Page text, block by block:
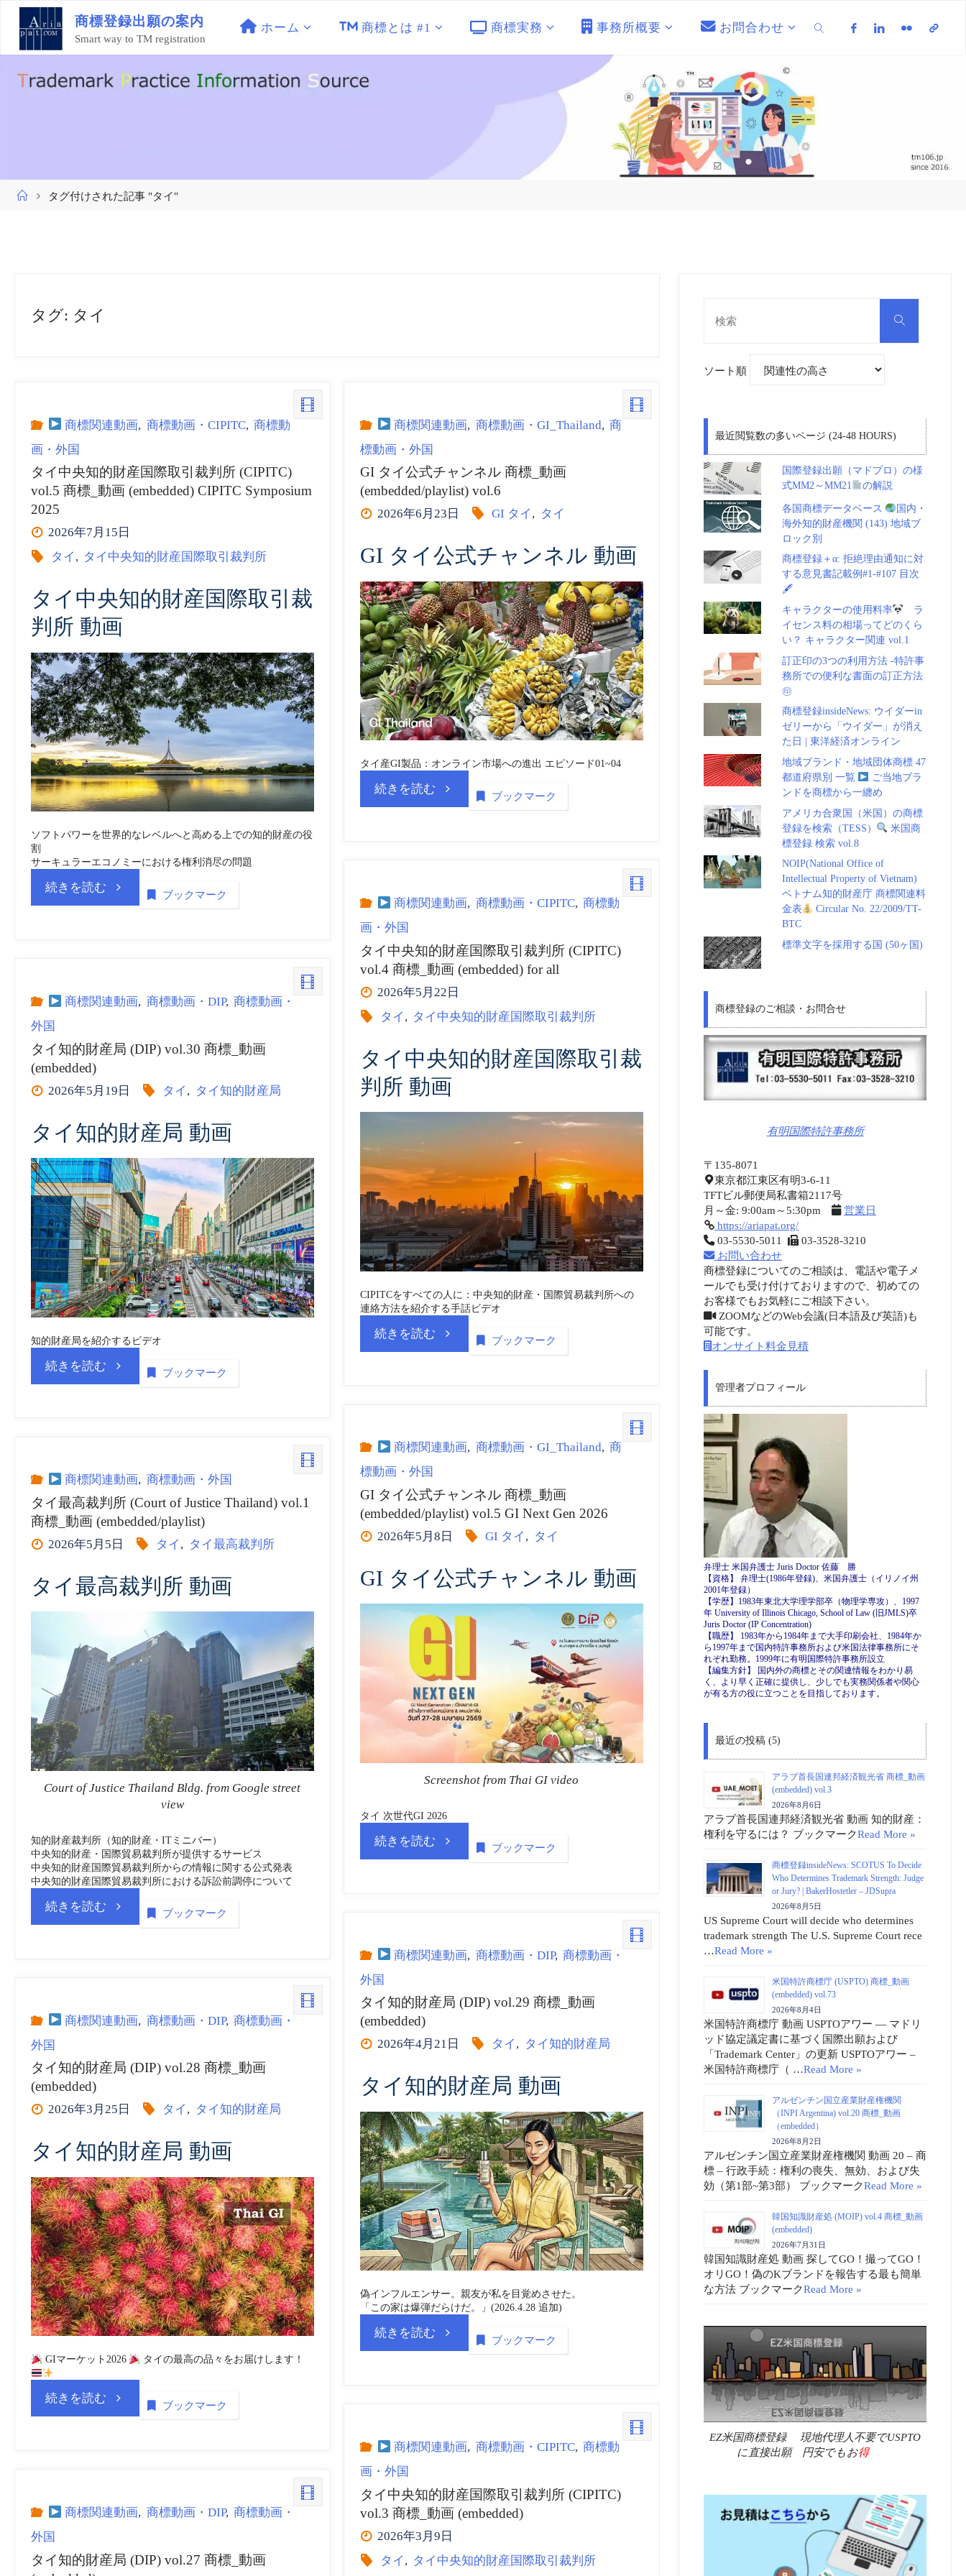
ン
商標登録出願の案内
Smart way to TM registration
ホーム 商標とは #1 商標実務 事務所概要 お問合わせ
ホ
タグ付けされた記事 "タイ"
タグ: タイ
商標関連動画, 商標動画・CIPITC, 商標動
画・外国
タイ中央知的財産国際取引裁判所 (CIPITC)
vol.5 商標_動画 (embedded) CIPITC Symposium
2025
2026年7月15日
タイ , タイ中央知的財産国際取引裁判所
タイ中央知的財産国際取引裁
判所 動画
ソフトパワーを世界的なレベルへと高める上での知的財産の役
割
サーキュラーエコノミーにおける権利消尽の問題
続きを読む “タ
央
産
国
際
取
引
判
vol.5
商
標
_
画
(embedded)
CIPITC
Symposium
ブックマーク
商標関連動画, 商標動画・GI_Thailand, 商
標動画・外国
GI タイ公式チャンネル 商標_動画
(embedded/playlist) vol.6
2026年6月23日 GI タイ , タイ
GI タイ公式チャンネル 動画
タイ産GI製品：オンライン市場への進出 エピソード01~04
続きを読む “GI
公
チ
ャ
ン
ネ
商
標
_
動
画
(embedded/playlist)
ブックマーク
商標関連動画, 商標動画・CIPITC, 商標動
画・外国
タイ中央知的財産国際取引裁判所 (CIPITC)
vol.4 商標_動画 (embedded) for all
2026年5月22日
タイ , タイ中央知的財産国際取引裁判所
タイ中央知的財産国際取引裁
判所 動画
CIPITCをすべての人に：中央知的財産・国際貿易裁判所への
連絡方法を紹介する手話ビデオ
続きを読む “タ
央
的
産
国
取
引
判
所
商
標
(embedded)
for
all”
ブックマーク
商標関連動画, 商標動画・DIP, 商標動画・
外国
タイ知的財産局 (DIP) vol.30 商標_動画
(embedded)
2026年5月19日 タイ , タイ知的財産局
タイ知的財産局 動画
知的財産局を紹介するビデオ
続きを読む “タ
的
財
産
局
vol.30
商
標
_
画
(embedded)”
ブックマーク
商標関連動画, 商標動画・GI_Thailand, 商
標動画・外国
GI タイ公式チャンネル 商標_動画
(embedded/playlist) vol.5 GI Next Gen 2026
2026年5月8日 GI タイ , タイ
GI タイ公式チャンネル 動画
Screenshot from Thai GI video
タイ 次世代GI 2026
続きを読む “GI
公
ン
ネ
ル
商
標
動
画
Next
Gen
ブックマーク
商標関連動画, 商標動画・外国
タイ最高裁判所 (Court of Justice Thailand) vol.1
商標_動画 (embedded/playlist)
2026年5月5日 タイ , タイ最高裁判所
タイ最高裁判所 動画
Court of Justice Thailand Bldg. from Google street
view
知的財産裁判所（知的財産・ITミニバー）
中央知的財産・国際貿易裁判所が提供するサービス
中央知的財産国際貿易裁判所からの情報に関する公式発表
中央知的財産国際貿易裁判所における訴訟前調停について
続きを読む “タ
高
(Court
of
Justice
Thailand)
vol.1
標
_
ブックマーク
商標関連動画, 商標動画・DIP, 商標動画・
外国
タイ知的財産局 (DIP) vol.29 商標_動画
(embedded)
2026年4月21日 タイ , タイ知的財産局
タイ知的財産局 動画
偽インフルエンサー。親友が私を目覚めさせた。
「この家は爆弾だらけだ。」(2026.4.28 追加)
続きを読む “タ
的
産
局
ブックマーク
商標関連動画, 商標動画・DIP, 商標動画・
外国
タイ知的財産局 (DIP) vol.28 商標_動画
(embedded)
2026年3月25日 タイ , タイ知的財産局
タイ知的財産局 動画
GIマーケット2026 タイの最高の品々をお届けします！
続きを読む “タ
的
ブックマーク
商標関連動画, 商標動画・CIPITC, 商標動
画・外国
タイ中央知的財産国際取引裁判所 (CIPITC)
vol.3 商標_動画 (embedded)
2026年3月9日
タイ , タイ中央知的財産国際取引裁判所
商標関連動画, 商標動画・DIP, 商標動画・
外国
タイ知的財産局 (DIP) vol.27 商標_動画
検
ソート順
最近閲覧数の多いページ (24-48 HOURS)
国際登録出願（マドプロ）の様
式MM2～MM21
の解説
各国商標データベース
国内・
海外知的財産機関 (143) 地域ブ
ロック別
商標登録＋α: 拒絶理由通知に対
する意見書記載例#1-#107 目次
🖋
キャラクターの使用料率
ラ
イセンス料の相場ってどのくら
い？ キャラクター関連 vol.1
訂正印の3つの利用方法 -特許事
務所での便利な書面の訂正方法
㊞
商標登録insideNews: ウイダーin
ゼリーから「ウイダー」が消え
た日 | 東洋経済オンライン
地域ブランド・地域団体商標 47
都道府県別 一覧
ご当地ブラ
ンドを商標から一纏め
アメリカ合衆国（米国）の商標
登録を検索（TESS）
米国商
標登録 検索 vol.8
NOIP(National Office of
Intellectual Property of Vietnam)
ベトナム知的財産庁 商標関連料
金表
Circular No. 22/2009/TT-
BTC
標準文字を採用する国 (50ヶ国)
商標登録のご相談・お問合せ
有明国際特許事務所
〒135-8071
東京都江東区有明3-6-11
TFTビル郵便局私書箱2117号
月～金: 9:00am～5:30pm
営業日
https://ariapat.org/
03-5530-5011
03-3528-3210
お問い合わせ
商標登録についてのご相談は、電話や電子メ
ールでも受け付けておりますので、初めての
お客様でもお気軽にご相談下さい。
ZOOMなどのWeb会議(日本語及び英語)も
可能です。
オンサイト料金見積
管理者プロフィール
弁理士 米国弁護士 Juris Doctor 佐藤 勝
【資格】 弁理士(1986年登録)、米国弁護士（イリノイ州
2001年登録）
【学歴】1983年東北大学理学部卒（物理学専攻）、1997
年 University of Illinois Chicago, School of Law (旧JMLS)卒
Juris Doctor (IP Concentration)
【職歴】 1983年から1984年まで大手印刷会社、1984年か
ら1997年まで国内特許事務所および米国法律事務所にそ
れぞれ勤務。1999年に有明国際特許事務所設立
【編集方針】 国内外の商標とその関連情報をわかり易
く、より早く正確に提供し、少しでも実務関係者や関心
が有る方の役に立つことを目指しております。
最近の投稿 (5)
アラブ首長国連邦経済観光省 商標_動画
(embedded) vol.3
2026年8月6日
アラブ首長国連邦経済観光省 動画 知的財産：
権利を守るには？ ブックマークRead More »
商標登録insideNews: SCOTUS To Decide
Who Determines Trademark Strength: Judge
or Jury? | BakerHostetler – JDSupra
2026年8月5日
US Supreme Court will decide who determines
trademark strength The U.S. Supreme Court rece
…Read More »
米国特許商標庁 (USPTO) 商標_動画
(embedded) vol.73
2026年8月4日
米国特許商標庁 動画 USPTOアワー ― マドリ
ッド協定議定書に基づく国際出願および
「Trademark Center」の更新 USPTOアワー –
米国特許商標庁（ …Read More »
アルゼンチン国立産業財産権機関
（INPI Argentina) vol.20 商標_動画
（embedded）
2026年8月2日
アルゼンチン国立産業財産権機関 動画 20 – 商
標 – 行政手続：権利の喪失、無効、および失
効（第1部~第3部） ブックマークRead More »
韓国知識財産処 (MOIP) vol.4 商標_動画
(embedded)
2026年7月31日
韓国知識財産処 動画 探してGO！撮ってGO！
オリGO！偽のKブランドを報告する最も簡単
な方法 ブックマークRead More »
EZ米国商標登録 現地代理人不要でUSPTO
に直接出願 円安でもお得